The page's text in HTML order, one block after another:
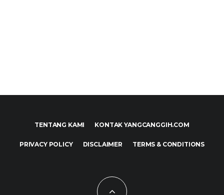
TENTANG KAMI KONTAK YANGCANGGIH.COM
PRIVACY POLICY DISCLAIMER TERMS & CONDITIONS